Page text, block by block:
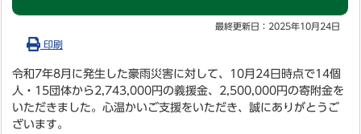
最終更新日： 2025年10月24日
印刷
令和7年8月に発生した豪雨災害に対して、10月24日時点で14個
人・15団体から2,743,000円の義援金、2,500,000円の寄附金を
いただきました。心温かいご支援をいただき、誠にありがとうご
ざいます。